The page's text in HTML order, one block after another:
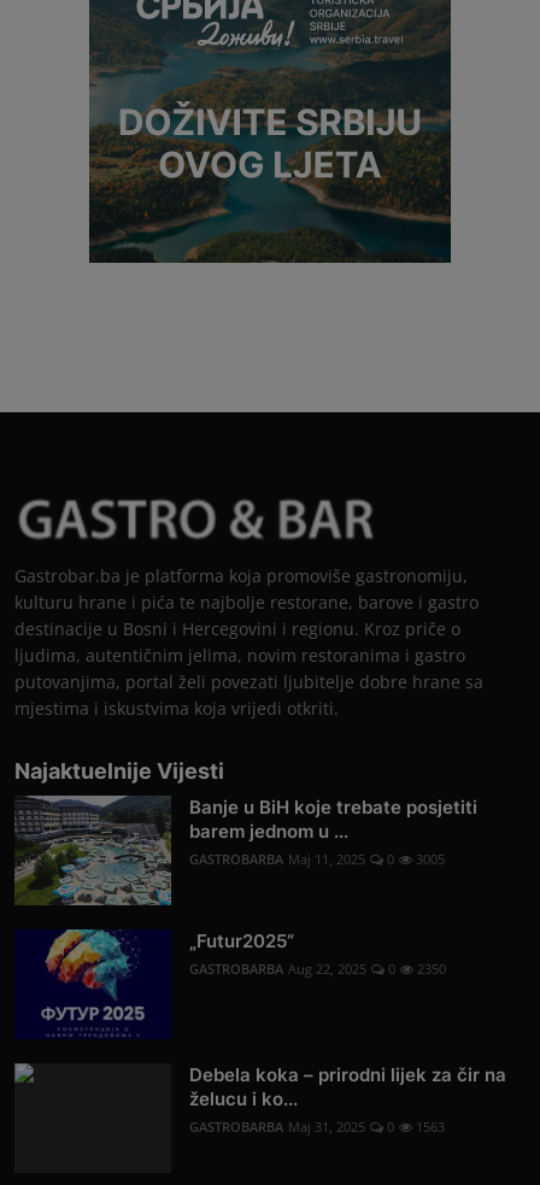
Gastrobar.ba je platforma koja promoviše gastronomiju,
kulturu hrane i pića te najbolje restorane, barove i gastro
destinacije u Bosni i Hercegovini i regionu. Kroz priče o
ljudima, autentičnim jelima, novim restoranima i gastro
putovanjima, portal želi povezati ljubitelje dobre hrane sa
mjestima i iskustvima koja vrijedi otkriti.
Najaktuelnije Vijesti
Banje u BiH koje trebate posjetiti
barem jednom u ...
GASTROBARBA Maj 11, 2025 0 3005
„Futur2025“
GASTROBARBA Aug 22, 2025 0 2350
Debela koka – prirodni lijek za čir na
želucu i ko...
GASTROBARBA Maj 31, 2025 0 1563